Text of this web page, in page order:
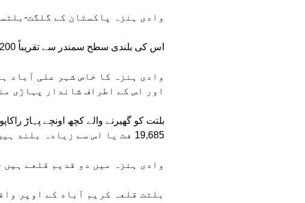
وادی ہنزہ پاکستان کے گلگت-
اس کی بلندی سطح سمندر سے تقریباً 8,200 فٹ ہے اور یہ تقریبا 3,100 مربع میل علاقہ پر محیط ہے۔
وادی ہنزہ کا خاص شہر علی آباد
اور اس کے اطراف شاندار پہاڑی
بلتت کو گھیرنے والے کچھ اونچے پہاڑ
19,685 فٹ یا اس سے زیادہ بلند ہیں۔
وادی ہنزہ میں دو قدیم قلعے ہیں
بلتت قلعہ کریم آباد کے اوپر